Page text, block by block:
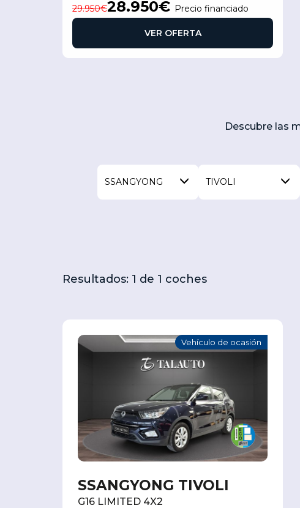
29.950€28.950€ Precio financiado
VER OFERTA
Descubre las
SSANGYONG TIVOLI
Resultados: 1 de 1 coches
Vehículo de ocasión
SSANGYONG TIVOLI
G16 LIMITED 4X2